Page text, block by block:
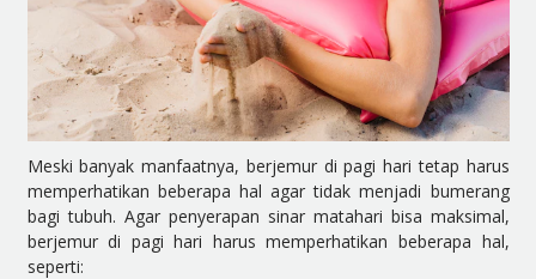
Meski banyak manfaatnya, berjemur di pagi hari tetap harus
memperhatikan beberapa hal agar tidak menjadi bumerang
bagi tubuh. Agar penyerapan sinar matahari bisa maksimal,
berjemur di pagi hari harus memperhatikan beberapa hal,
seperti: